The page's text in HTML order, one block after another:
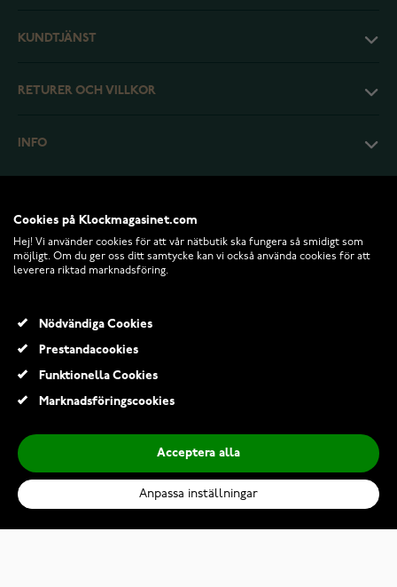
KUNDTJÄNST
RETURER OCH VILLKOR
INFO
Polar Ignite 3 Greige Sand 900106237
2 699,00 Kr 3 599,00 Kr
Cookies på Klockmagasinet.com
Hej! Vi använder cookies för att vår nätbutik ska fungera så smidigt som
möjligt. Om du ger oss ditt samtycke kan vi också använda cookies för att
leverera riktad marknadsföring.
Nödvändiga Cookies
Prestandacookies
Funktionella Cookies
Marknadsföringscookies
Acceptera alla
Anpassa inställningar